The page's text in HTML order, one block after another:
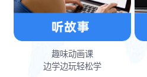
趣味动画课
边学边玩轻松学